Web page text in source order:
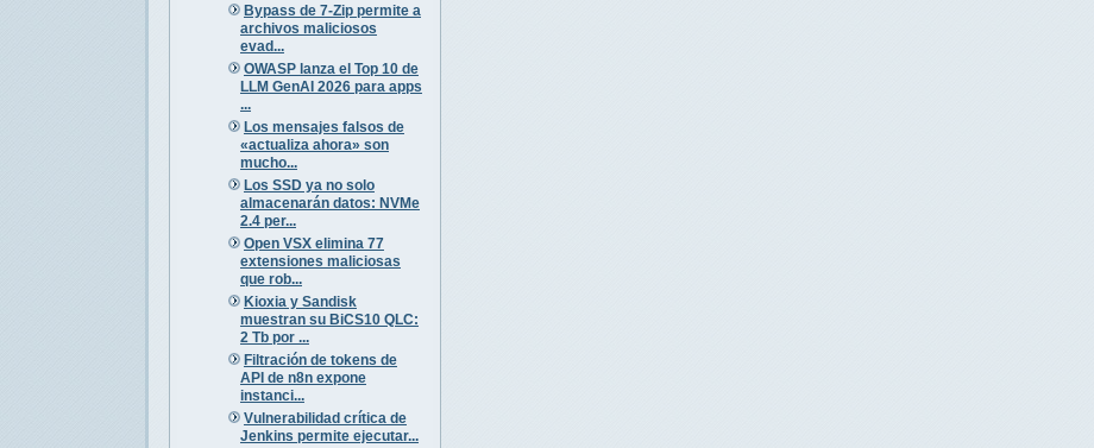
Bypass de 7-Zip permite a
archivos maliciosos
evad...
OWASP lanza el Top 10 de
LLM GenAI 2026 para apps
...
Los mensajes falsos de
«actualiza ahora» son
mucho...
Los SSD ya no solo
almacenarán datos: NVMe
2.4 per...
Open VSX elimina 77
extensiones maliciosas
que rob...
Kioxia y Sandisk
muestran su BiCS10 QLC:
2 Tb por ...
Filtración de tokens de
API de n8n expone
instanci...
Vulnerabilidad crítica de
Jenkins permite ejecutar...